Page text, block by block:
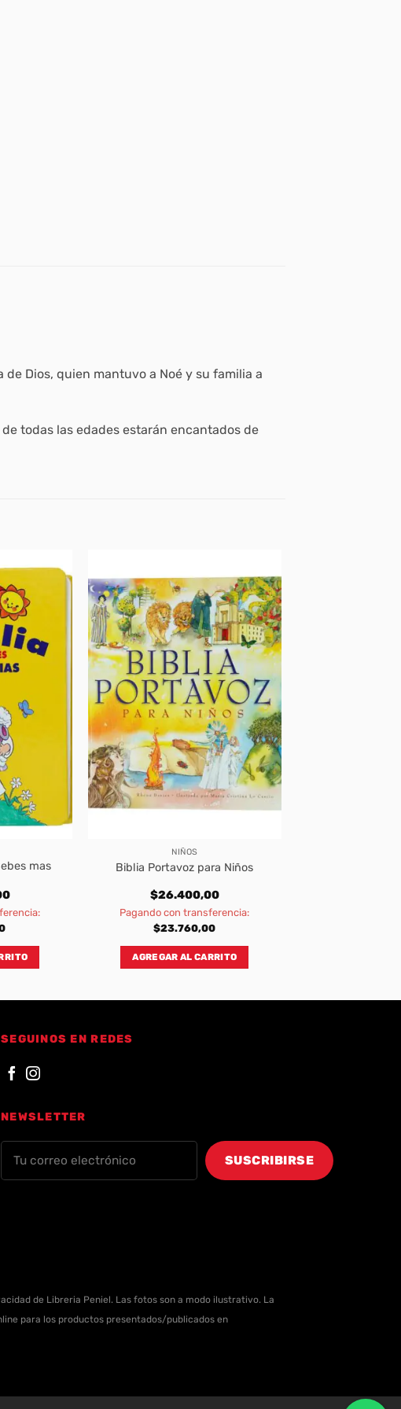
Dios, quien mantuvo a Noé y su familia a
todas las edades estarán encantados de
mas
NIÑOS
Biblia Portavoz para Niños
$26.400,00
Pagando con transferencia:
$23.760,00
AGREGAR AL CARRITO
SEGUINOS EN REDES
NEWSLETTER
de Libreria Peniel. Las fotos son a modo ilustrativo. La
para los productos presentados/publicados en